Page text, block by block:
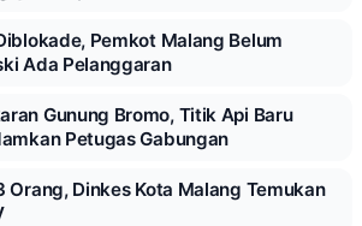
Pemkot Malang Belum
Ada Pelanggaran
Gunung Bromo, Titik Api Baru
Petugas Gabungan
Orang, Dinkes Kota Malang Temukan